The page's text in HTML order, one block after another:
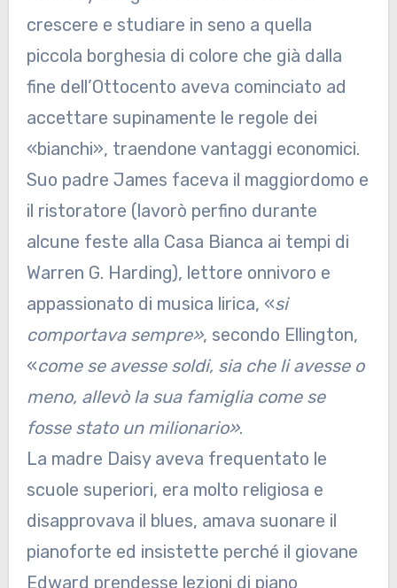
crescere e studiare in seno a quella
piccola borghesia di colore che già dalla
fine dell’Ottocento aveva cominciato ad
accettare supinamente le regole dei
«bianchi», traendone vantaggi economici.
Suo padre James faceva il maggiordomo e
il ristoratore (lavorò perfino durante
alcune feste alla Casa Bianca ai tempi di
Warren G. Harding), lettore onnivoro e
appassionato di musica lirica, «si
comportava sempre», secondo Ellington,
«come se avesse soldi, sia che li avesse o
meno, allevò la sua famiglia come se
fosse stato un milionario».
La madre Daisy aveva frequentato le
scuole superiori, era molto religiosa e
disapprovava il blues, amava suonare il
pianoforte ed insistette perché il giovane
Edward prendesse lezioni di piano